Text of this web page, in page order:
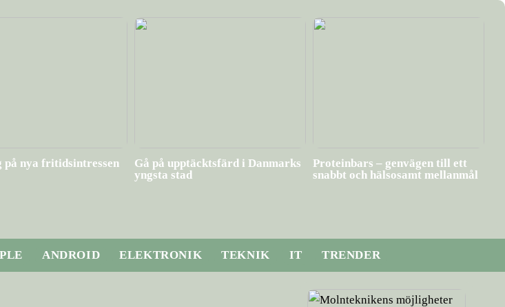
på nya fritidsintressen
Gå på upptäcktsfärd i Danmarks
yngsta stad
Proteinbars – genvägen till ett
snabbt och hälsosamt mellanmål
ANDROID ELEKTRONIK TEKNIK IT TRENDER